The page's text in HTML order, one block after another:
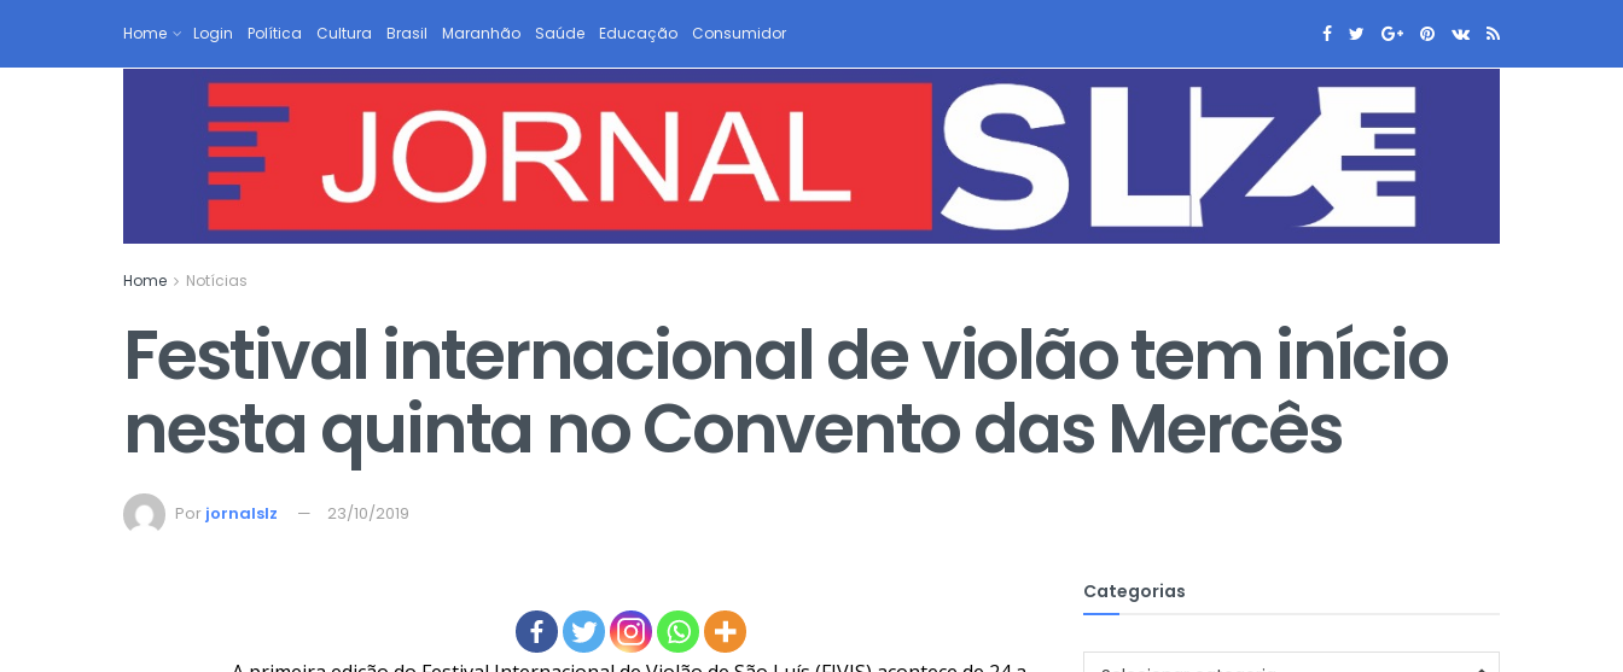
Home Login Política Cultura Brasil Maranhão Saúde Educação Consumidor
Home Notícias
Festival internacional de violão tem início
nesta quinta no Convento das Mercês
Por jornalslz 23/10/2019
Categorias
Categorias